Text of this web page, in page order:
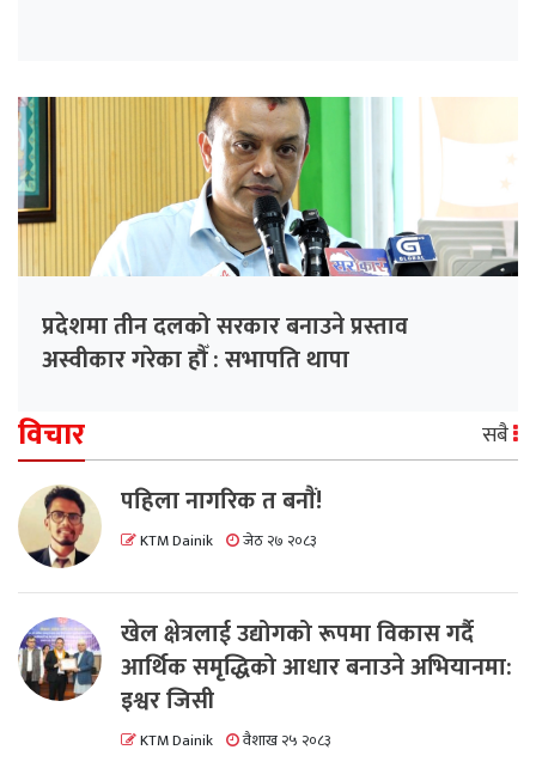
प्रदेशमा तीन दलको सरकार बनाउने प्रस्ताव
अस्वीकार गरेका हौँ : सभापति थापा
विचार सबै
पहिला नागरिक त बनाैं!
KTM Dainik जेठ २७ २०८३
खेल क्षेत्रलाई उद्योगको रूपमा विकास गर्दै
आर्थिक समृद्धिको आधार बनाउने अभियानमा:
इश्वर जिसी
KTM Dainik वैशाख २५ २०८३